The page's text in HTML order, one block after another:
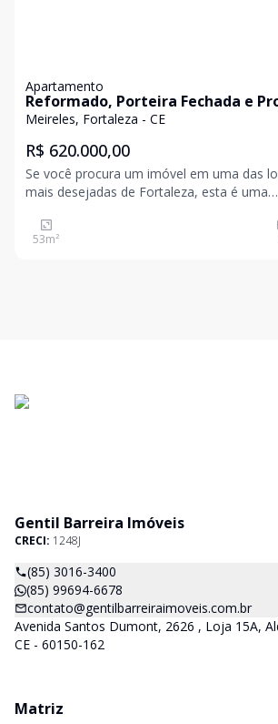
Apartamento
Reformado, Porteira Fechada e
para Morar ou Rentabilizar!
Meireles, Fortaleza - CE
R$ 620.000,00
Se você procura um imóvel em uma das
mais desejadas de Fortaleza, esta é uma
Meireles, em frente ao Hoots e a poucos
Beira-Mar, este apartamento reúne
53m²
Gentil Barreira Imóveis
CRECI: 1248J
(85) 3016-3400
(85) 99694-6678
contato@gentilbarreiraimoveis.com.br
Avenida Santos Dumont, 2626 , Loja 15A,
CE - 60150-162
Matriz